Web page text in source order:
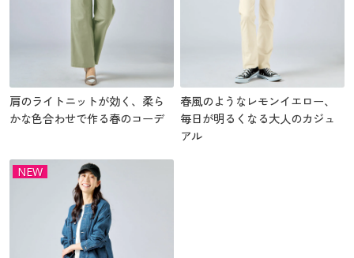
肩のライトニットが効く、柔ら
かな色合わせで作る春のコーデ
春風のようなレモンイエロー、
毎日が明るくなる大人のカジュ
アル
NEW